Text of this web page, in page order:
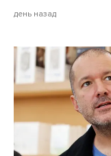
день назад